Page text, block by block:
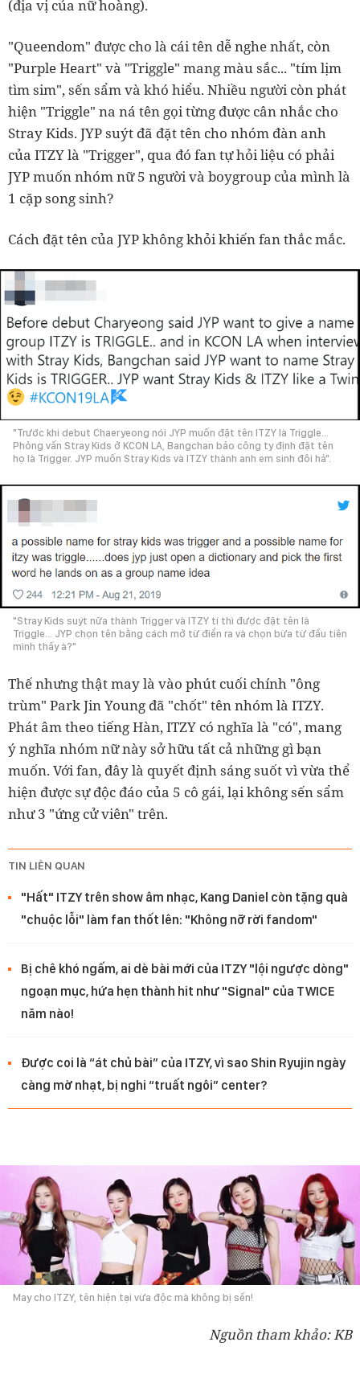
(địa vị của nữ hoàng).
"Queendom" được cho là cái tên dễ nghe nhất, còn
"Purple Heart" và "Triggle" mang màu sắc... "tím lịm
tìm sim", sến sẩm và khó hiểu. Nhiều người còn phát
hiện "Triggle" na ná tên gọi từng được cân nhắc cho
Stray Kids. JYP suýt đã đặt tên cho nhóm đàn anh
của ITZY là "Trigger", qua đó fan tự hỏi liệu có phải
JYP muốn nhóm nữ 5 người và boygroup của mình là
1 cặp song sinh?
Cách đặt tên của JYP không khỏi khiến fan thắc mắc.
"Trước khi debut Chaeryeong nói JYP muốn đặt tên ITZY là Triggle...
Phỏng vấn Stray Kids ở KCON LA, Bangchan bảo công ty định đặt tên
họ là Trigger. JYP muốn Stray Kids và ITZY thành anh em sinh đôi hả".
"Stray Kids suýt nữa thành Trigger và ITZY tí thì được đặt tên là
Triggle... JYP chọn tên bằng cách mở từ điển ra và chọn bừa từ đầu tiên
mình thấy à?"
Thế nhưng thật may là vào phút cuối chính "ông
trùm" Park Jin Young đã "chốt" tên nhóm là ITZY.
Phát âm theo tiếng Hàn, ITZY có nghĩa là "có", mang
ý nghĩa nhóm nữ này sở hữu tất cả những gì bạn
muốn. Với fan, đây là quyết định sáng suốt vì vừa thể
hiện được sự độc đáo của 5 cô gái, lại không sến sẩm
như 3 "ứng cử viên" trên.
TIN LIÊN QUAN
"Hất" ITZY trên show âm nhạc, Kang Daniel còn tặng quà
"chuộc lỗi" làm fan thốt lên: "Không nỡ rời fandom"
Bị chê khó ngấm, ai dè bài mới của ITZY "lội ngược dòng"
ngoạn mục, hứa hẹn thành hit như "Signal" của TWICE
năm nào!
Được coi là “át chủ bài” của ITZY, vì sao Shin Ryujin ngày
càng mờ nhạt, bị nghi “truất ngôi” center?
May cho ITZY, tên hiện tại vừa độc mà không bị sến!
Nguồn tham khảo: KB